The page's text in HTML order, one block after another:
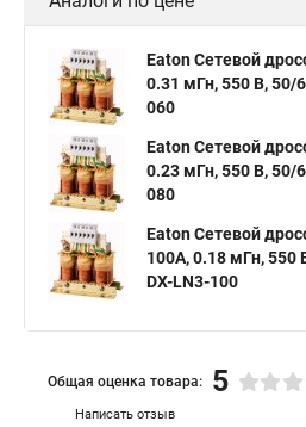
Eaton Сетевой
0.31 мГн, 550 В, 50/
060
Eaton Сетевой
0.23 мГн, 550 В, 50/
080
Eaton Сетевой
100A, 0.18 мГн, 550
DX-LN3-100
Написать отзыв
Общая оценка товара: 5